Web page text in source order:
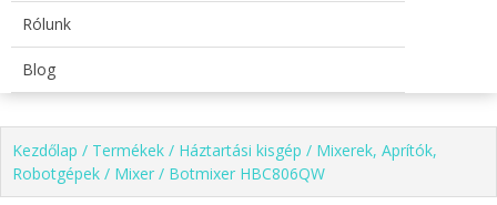
Rólunk
Blog
Kezdőlap / Termékek / Háztartási kisgép / Mixerek, Aprítók,
Robotgépek / Mixer / Botmixer HBC806QW